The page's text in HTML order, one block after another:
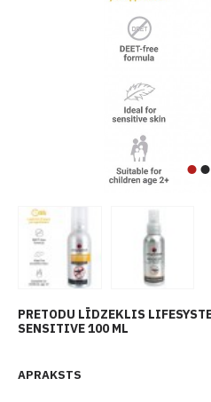
PRETODU LĪDZEKLIS
SENSITIVE 100 ML
APRAKSTS